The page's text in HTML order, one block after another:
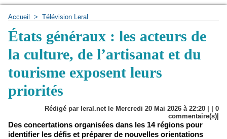
Accueil > Télévision Leral
États généraux : les acteurs de
la culture, de l’artisanat et du
tourisme exposent leurs
priorités
Rédigé par leral.net le Mercredi 20 Mai 2026 à 22:20 | | 0
commentaire(s)|
Des concertations organisées dans les 14 régions pour
identifier les défis et préparer de nouvelles orientations